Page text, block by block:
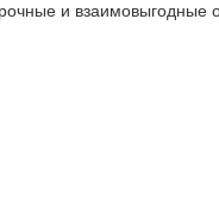
и взаимовыгодные